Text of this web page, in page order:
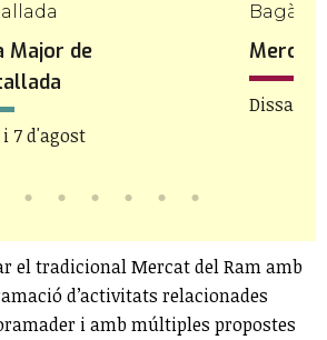
Major de
i 7 d'agost
Bagà
Mercat
Dissabte
el tradicional Mercat del Ram amb
d’activitats relacionades
i amb múltiples propostes